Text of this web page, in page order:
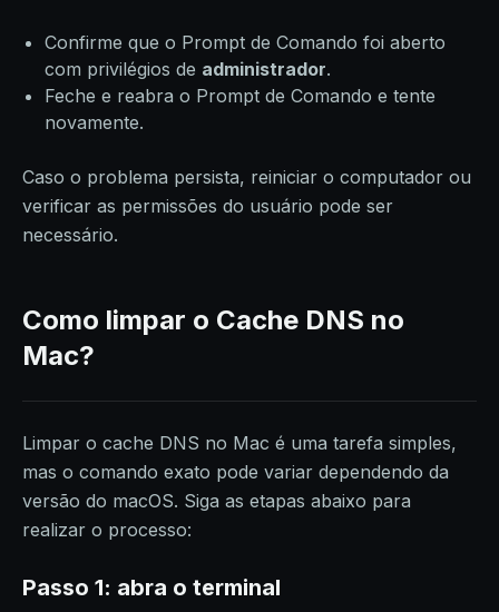
Confirme que o Prompt de Comando foi aberto
com privilégios de administrador.
Feche e reabra o Prompt de Comando e tente
novamente.
Caso o problema persista, reiniciar o computador ou
verificar as permissões do usuário pode ser
necessário.
Como limpar o Cache DNS no
Mac?
Limpar o cache DNS no Mac é uma tarefa simples,
mas o comando exato pode variar dependendo da
versão do macOS. Siga as etapas abaixo para
realizar o processo:
Passo 1: abra o terminal